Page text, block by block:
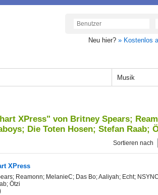
Neu hier? » Kostenlos
Musik
XPress" von Britney Spears;
Die Toten Hosen; Stefan Raab;
Sortieren nach
XPress
Reamonn; MelanieC; Das Bo; Aaliyah; Echt;
Ötzi